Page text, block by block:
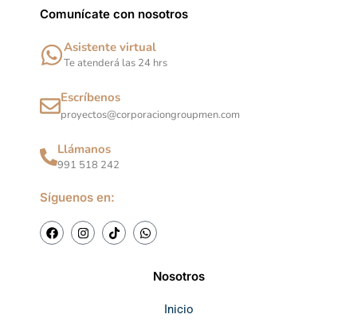
Comunícate con nosotros
Asistente virtual
Te atenderá las 24 hrs
Escríbenos
proyectos@corporaciongroupmen.com
Llámanos
991 518 242
Síguenos en:
F
a
c
I
n
s
T
i
k
W
h
a
Nosotros
Inicio